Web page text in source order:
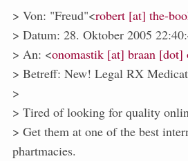
> Von: "Freud"<robert [at] the-
> Datum: 28. Oktober 2005
> An: <onomastik [at] braan [dot]
> Betreff: New! Legal RX
>
> Tired of looking for quality
> Get them at one of the best
phartmacies.